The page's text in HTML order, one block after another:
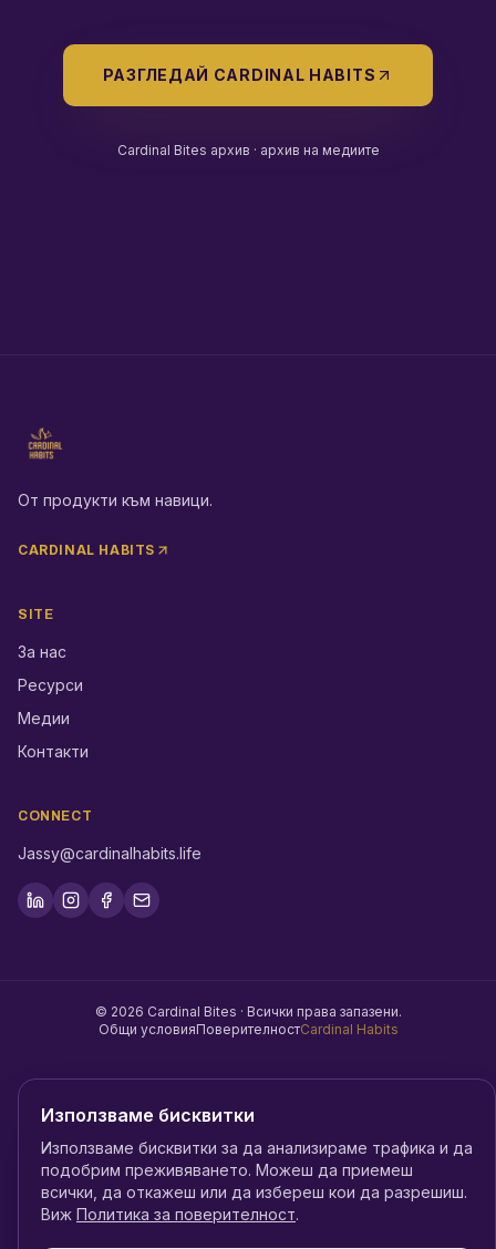
РАЗГЛЕДАЙ CARDINAL HABITS
Cardinal Bites архив · архив на медиите
От продукти към навици.
CARDINAL HABITS
SITE
За нас
Ресурси
Медии
Контакти
CONNECT
Jassy@cardinalhabits.life
© 2026 Cardinal Bites · Всички права запазени.
Общи условияПоверителностCardinal Habits
Използваме бисквитки
Използваме бисквитки за да анализираме трафика и да
подобрим преживяването. Можеш да приемеш
всички, да откажеш или да избереш кои да разрешиш.
Виж Политика за поверителност.